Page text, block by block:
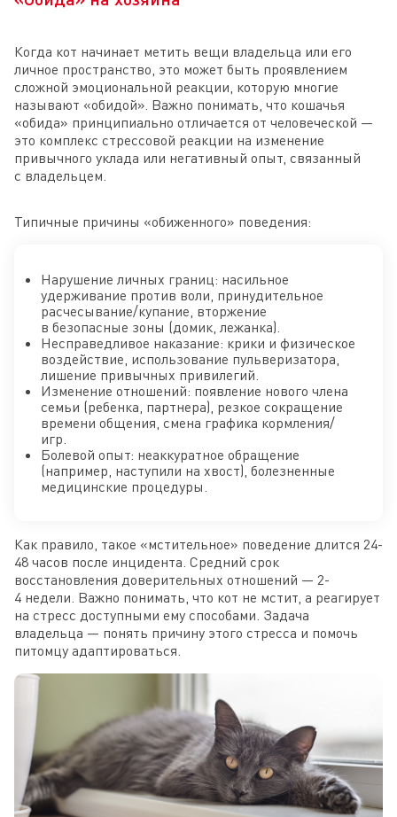
Когда кот начинает метить вещи владельца или его
личное пространство, это может быть проявлением
сложной эмоциональной реакции, которую многие
называют «обидой». Важно понимать, что кошачья
«обида» принципиально отличается от человеческой —
это комплекс стрессовой реакции на изменение
привычного уклада или негативный опыт, связанный
с владельцем.
Типичные причины «обиженного» поведения:
Нарушение личных границ: насильное
удерживание против воли, принудительное
расчесывание/купание, вторжение
в безопасные зоны (домик, лежанка).
Несправедливое наказание: крики и физическое
воздействие, использование пульверизатора,
лишение привычных привилегий.
Изменение отношений: появление нового члена
семьи (ребенка, партнера), резкое сокращение
времени общения, смена графика кормления/
игр.
Болевой опыт: неаккуратное обращение
(например, наступили на хвост), болезненные
медицинские процедуры.
Как правило, такое «мстительное» поведение длится 24-
48 часов после инцидента. Средний срок
восстановления доверительных отношений — 2-
4 недели. Важно понимать, что кот не мстит, а реагирует
на стресс доступными ему способами. Задача
владельца — понять причину этого стресса и помочь
питомцу адаптироваться.